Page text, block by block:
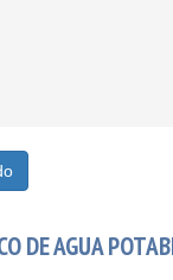
DE AGUA